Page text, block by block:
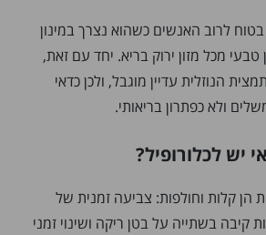
לרוב האנשים כשהוא נצרך במינון
טבעי מכל מזון ירוק בריא. יחד עם זאת,
הנוזלית עדיין מוגבל, ולכן כדאי
ולא כפתרון בריאותי.
יש לכלורופיל?
הן קלות וחולפות: צביעה זמנית של
קיבה בשתייה על בטן ריקה ושינוי זמני